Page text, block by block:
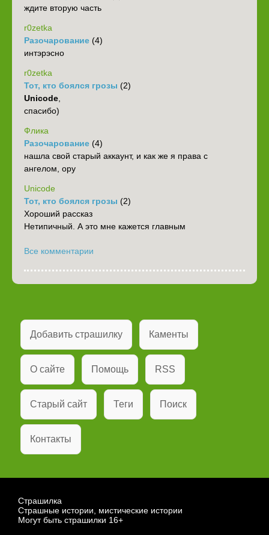
ждите вторую часть
r0zetka
Разочарование (4)
интэрэсно
r0zetka
Тот, кто боялся грозы (2)
Unicode
спасибо)
Флика
Разочарование (4)
нашла свой старый аккаунт, и как же я права с
ангелом, ору
Unicode
Тот, кто боялся грозы (2)
Хороший рассказ
Нетипичный. А это мне кажется главным
Все комментарии
Добавить страшилку Каменты
О сайте Помощь RSS
Старый сайт Теги Поиск
Контакты
Страшилка
Страшные истории, мистические истории
Могут быть страшилки 16+